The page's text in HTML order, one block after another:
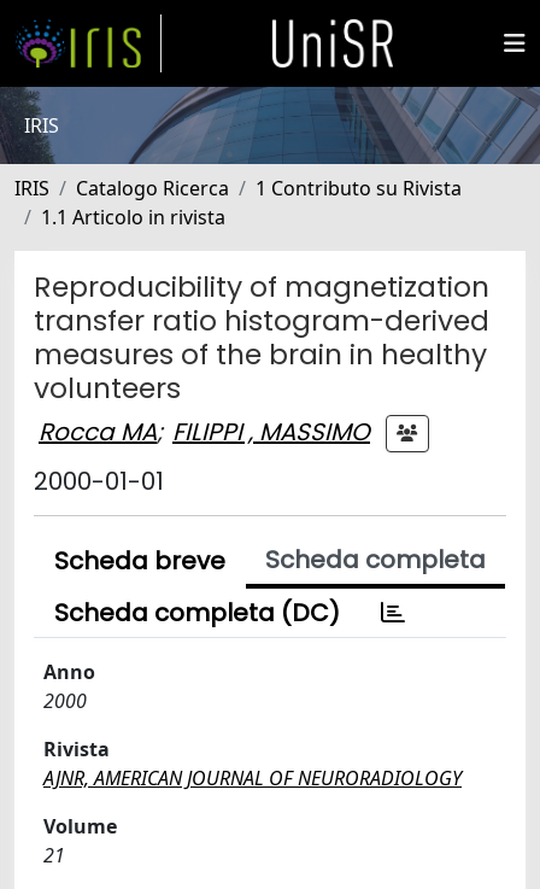
IRIS
IRIS Catalogo Ricerca
1 Contributo su Rivista
1.1 Articolo in rivista
Reproducibility of magnetization
transfer ratio histogram-derived
measures of the brain in healthy
volunteers
Rocca MA; FILIPPI , MASSIMO
2000-01-01
Scheda breve
Scheda completa
Scheda completa (DC)
Anno
2000
Rivista
AJNR, AMERICAN JOURNAL OF NEURORADIOLOGY
Volume
21